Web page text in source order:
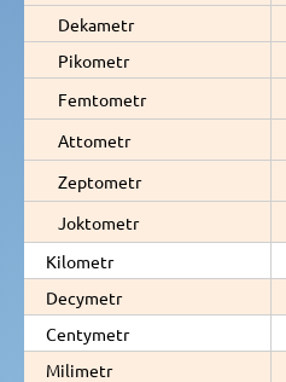
Dekametr
Pikometr
Femtometr
Attometr
Zeptometr
Joktometr
Kilometr
Decymetr
Centymetr
Milimetr